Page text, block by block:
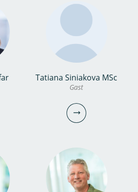
miina.yanagihara@kwrwater.nl
bekijk profiel
Hans Peter Broers
Senior onderzoeker
hans.peter.broers@kwrwater.nl
Tatiana Siniakova MSc
Gast